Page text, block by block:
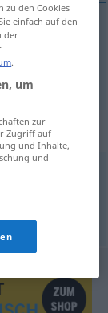
zu den Cookies
einfach auf den
der
.
um
zur
Zugriff auf
und Inhalte,
und